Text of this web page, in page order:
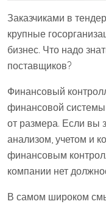
Заказчиками в
крупные
бизнес. Что надо
поставщиков?
Финансовый
финансовой системы
от размера. Если вы
анализом, учетом и
финансовым
компании нет
В самом широком